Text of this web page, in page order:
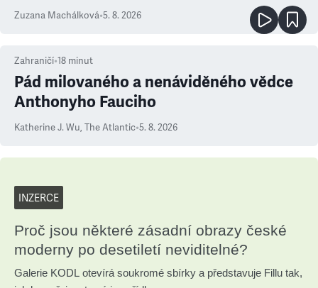
Zuzana Machálková•5. 8. 2026
Zahraničí•18 minut
Pád milovaného a nenáviděného vědce
Anthonyho Fauciho
Katherine J. Wu, The Atlantic•5. 8. 2026
INZERCE
Proč jsou některé zásadní obrazy české
moderny po desetiletí neviditelné?
Galerie KODL otevírá soukromé sbírky a představuje Fillu tak,